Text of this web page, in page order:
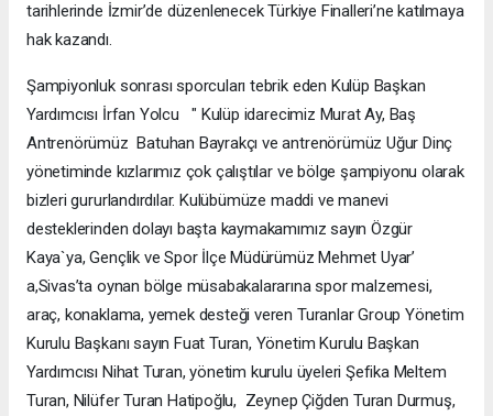
tarihlerinde İzmir’de düzenlenecek Türkiye Finalleri’ne katılmaya
hak kazandı.
Şampiyonluk sonrası sporcuları tebrik eden Kulüp Başkan
Yardımcısı İrfan Yolcu " Kulüp idarecimiz Murat Ay, Baş
Antrenörümüz Batuhan Bayrakçı ve antrenörümüz Uğur Dinç
yönetiminde kızlarımız çok çalıştılar ve bölge şampiyonu olarak
bizleri gururlandırdılar. Kulübümüze maddi ve manevi
desteklerinden dolayı başta kaymakamımız sayın Özgür
Kaya`ya, Gençlik ve Spor İlçe Müdürümüz Mehmet Uyar’
a,Sivas’ta oynan bölge müsabakalararına spor malzemesi,
araç, konaklama, yemek desteği veren Turanlar Group Yönetim
Kurulu Başkanı sayın Fuat Turan, Yönetim Kurulu Başkan
Yardımcısı Nihat Turan, yönetim kurulu üyeleri Şefika Meltem
Turan, Nilüfer Turan Hatipoğlu, Zeynep Çiğden Turan Durmuş,